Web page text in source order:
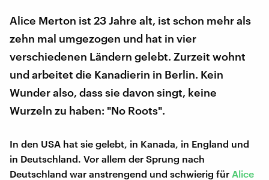
Alice Merton ist 23 Jahre alt, ist schon mehr als
zehn mal umgezogen und hat in vier
verschiedenen Ländern gelebt. Zurzeit wohnt
und arbeitet die Kanadierin in Berlin. Kein
Wunder also, dass sie davon singt, keine
Wurzeln zu haben: "No Roots".
In den USA hat sie gelebt, in Kanada, in England und
in Deutschland. Vor allem der Sprung nach
Deutschland war anstrengend und schwierig für Alice